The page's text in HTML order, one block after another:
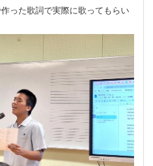
った歌詞で実際に歌ってもらい